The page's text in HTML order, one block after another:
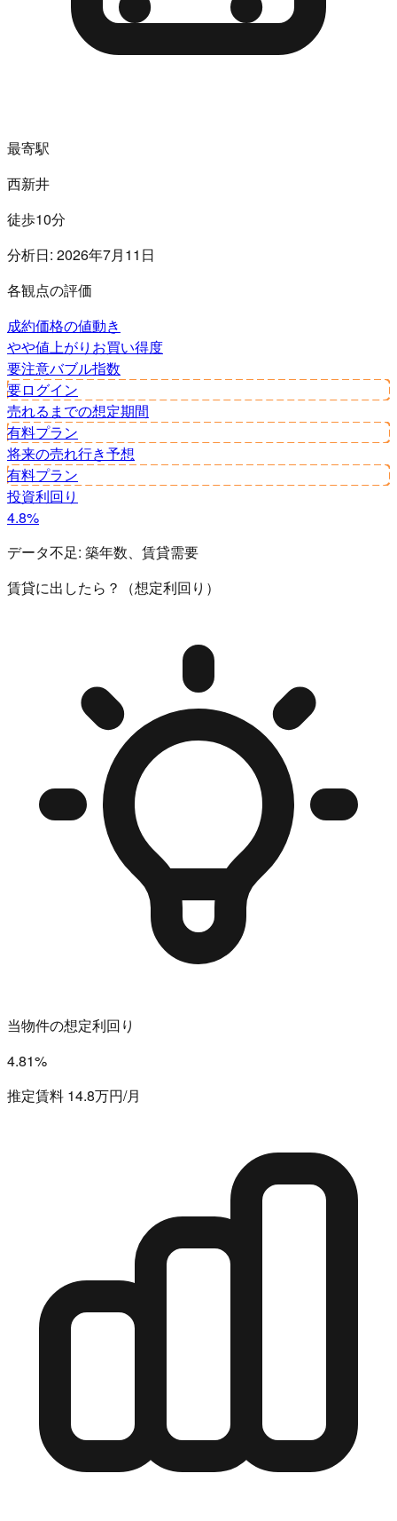
最寄駅
西新井
徒歩10分
分析日: 2026年7月11日
各観点の評価
成約価格の値動き
やや値上がり お買い得度
要注意バブル指数
要ログイン
売れるまでの想定期間
有料プラン
将来の売れ行き予想
有料プラン
投資利回り
4.8%
データ不足: 築年数、賃貸需要
賃貸に出したら？（想定利回り）
当物件の想定利回り
4.81%
推定賃料 14.8万円/月